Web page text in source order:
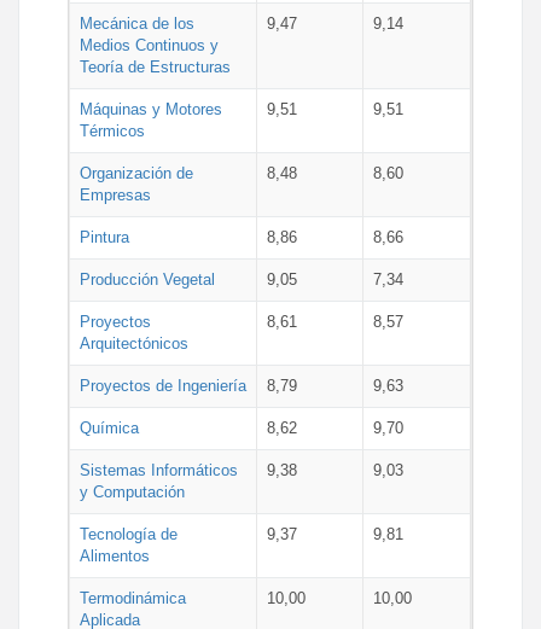
Mecánica de los
Medios Continuos y
Teoría de Estructuras
9,47 9,14
Máquinas y Motores
Térmicos
9,51 9,51
Organización de
Empresas
8,48 8,60
Pintura 8,86 8,66
Producción Vegetal 9,05 7,34
Proyectos
Arquitectónicos
8,61 8,57
Proyectos de Ingeniería 8,79 9,63
Química 8,62 9,70
Sistemas Informáticos
y Computación
9,38 9,03
Tecnología de
Alimentos
9,37 9,81
Termodinámica
Aplicada
10,00 10,00